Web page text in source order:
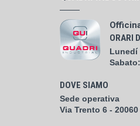
ORARI
Lunedí
DOVE SIAMO
Sede operativa
Via Trento 6 -